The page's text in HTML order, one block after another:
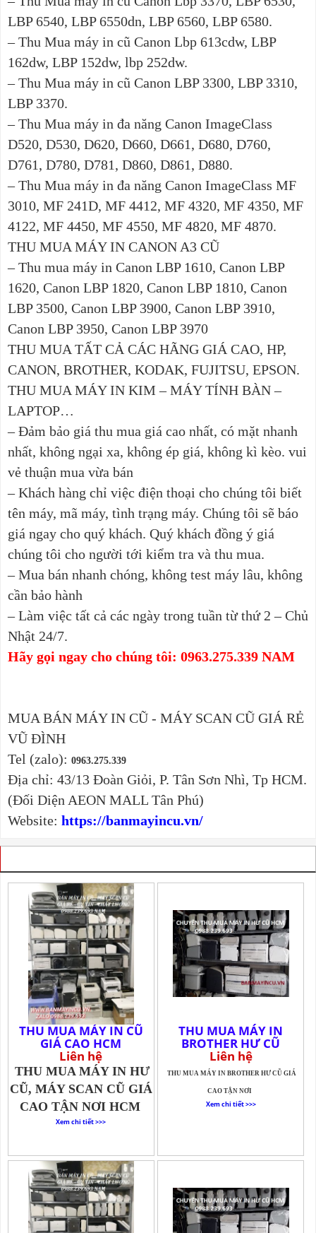
LBP 6540, LBP 6550dn, LBP 6560, LBP 6580.
– Thu Mua máy in cũ Canon Lbp 613cdw, LBP
162dw, LBP 152dw, lbp 252dw.
– Thu Mua máy in cũ Canon LBP 3300, LBP 3310,
LBP 3370.
– Thu Mua máy in đa năng Canon ImageClass
D520, D530, D620, D660, D661, D680, D760,
D761, D780, D781, D860, D861, D880.
– Thu Mua máy in đa năng Canon ImageClass MF
3010, MF 241D, MF 4412, MF 4320, MF 4350, MF
4122, MF 4450, MF 4550, MF 4820, MF 4870.
THU MUA MÁY IN CANON A3 CŨ
– Thu mua máy in Canon LBP 1610, Canon LBP
1620, Canon LBP 1820, Canon LBP 1810, Canon
LBP 3500, Canon LBP 3900, Canon LBP 3910,
Canon LBP 3950, Canon LBP 3970
THU MUA TẤT CẢ CÁC HÃNG GIÁ CAO, HP,
CANON, BROTHER, KODAK, FUJITSU, EPSON.
THU MUA MÁY IN KIM – MÁY TÍNH BÀN –
LAPTOP…
– Đảm bảo giá thu mua giá cao nhất, có mặt nhanh
nhất, không ngại xa, không ép giá, không kì kèo. vui
vẻ thuận mua vừa bán
– Khách hàng chỉ việc điện thoại cho chúng tôi biết
tên máy, mã máy, tình trạng máy. Chúng tôi sẽ báo
giá ngay cho quý khách. Quý khách đồng ý giá
chúng tôi cho người tới kiểm tra và thu mua.
– Mua bán nhanh chóng, không test máy lâu, không
cần bảo hành
– Làm việc tất cả các ngày trong tuần từ thứ 2 – Chủ
Nhật 24/7.
Hãy gọi ngay cho chúng tôi: 0963.275.339 NAM
MUA BÁN MÁY IN CŨ - MÁY SCAN CŨ GIÁ RẺ
VŨ ĐÌNH
Tel (zalo): 0963.275.339
Địa chỉ: 43/13 Đoàn Giỏi, P. Tân Sơn Nhì, Tp HCM.
(Đối Diện AEON MALL Tân Phú)
Website: https://banmayincu.vn/
THU MUA MÁY IN CŨ
GIÁ CAO HCM
Liên hệ
THU MUA MÁY IN HƯ
CŨ, MÁY SCAN CŨ GIÁ
CAO TẬN NƠI HCM
Xem chi tiết >>>
THU MUA MÁY IN
BROTHER HƯ CŨ
Liên hệ
THU MUA MÁY IN BROTHER HƯ CŨ GIÁ
CAO TẬN NƠI
Xem chi tiết >>>